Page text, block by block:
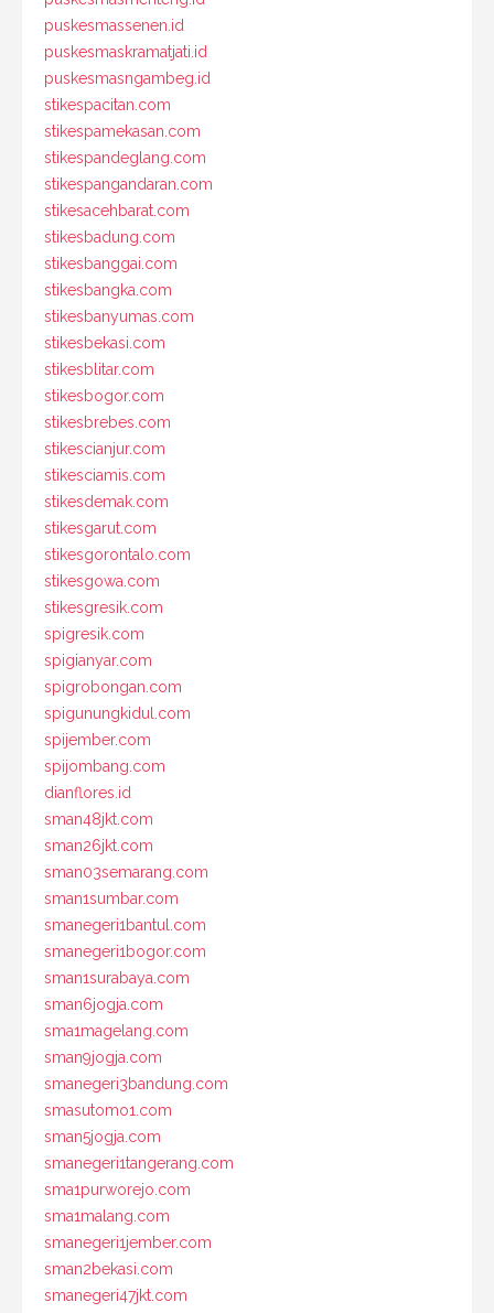
puskesmassenen.id
puskesmaskramatjati.id
puskesmasngambeg.id
stikespacitan.com
stikespamekasan.com
stikespandeglang.com
stikespangandaran.com
stikesacehbarat.com
stikesbadung.com
stikesbanggai.com
stikesbangka.com
stikesbanyumas.com
stikesbekasi.com
stikesblitar.com
stikesbogor.com
stikesbrebes.com
stikescianjur.com
stikesciamis.com
stikesdemak.com
stikesgarut.com
stikesgorontalo.com
stikesgowa.com
stikesgresik.com
spigresik.com
spigianyar.com
spigrobongan.com
spigunungkidul.com
spijember.com
spijombang.com
dianflores.id
sman48jkt.com
sman26jkt.com
sman03semarang.com
sman1sumbar.com
smanegeri1bantul.com
smanegeri1bogor.com
sman1surabaya.com
sman6jogja.com
sma1magelang.com
sman9jogja.com
smanegeri3bandung.com
smasutomo1.com
sman5jogja.com
smanegeri1tangerang.com
sma1purworejo.com
sma1malang.com
smanegeri1jember.com
sman2bekasi.com
smanegeri47jkt.com